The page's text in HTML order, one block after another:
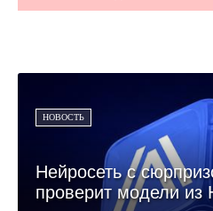
НОВОСТЬ
Нейросеть с
проверит модели из